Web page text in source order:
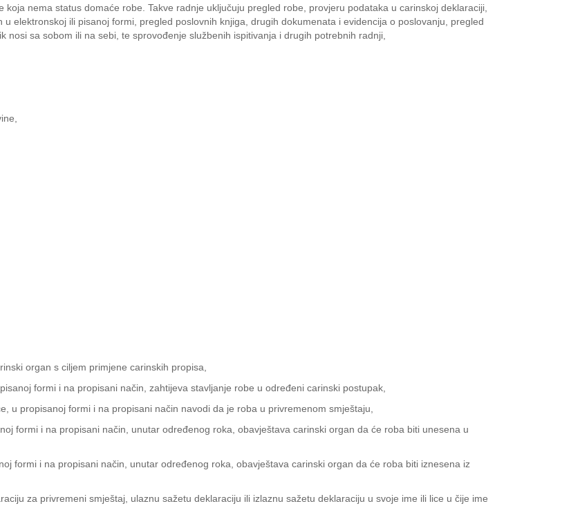
nema status domaće robe. Takve radnje uključuju pregled robe, provjeru podataka u carinskoj deklaraciji,
elektronskoj ili pisanoj formi, pregled poslovnih knjiga, drugih dokumenata i evidencija o poslovanju, pregled
sa sobom ili na sebi, te sprovođenje službenih ispitivanja i drugih potrebnih radnji,
organ s ciljem primjene carinskih propisa,
formi i na propisani način, zahtijeva stavljanje robe u određeni carinski postupak,
u propisanoj formi i na propisani način navodi da je roba u privremenom smještaju,
formi i na propisani način, unutar određenog roka, obavještava carinski organ da će roba biti unesena u
formi i na propisani način, unutar određenog roka, obavještava carinski organ da će roba biti iznesena iz
za privremeni smještaj, ulaznu sažetu deklaraciju ili izlaznu sažetu deklaraciju u svoje ime ili lice u čije ime